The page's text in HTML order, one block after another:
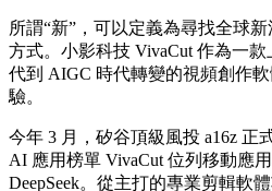
所謂“新”，可以定義為尋找全球
方式。小影科技 VivaCut 作為一
代到 AIGC 時代轉變的視頻創作
驗。
今年 3 月，矽谷頂級風投 a16z 正
AI 應用榜單 VivaCut 位列移動應
DeepSeek。從主打的專業剪輯軟